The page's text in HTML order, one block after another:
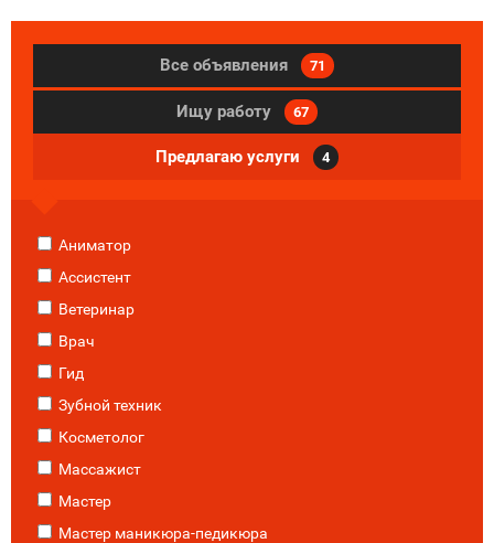
Все объявления 71
Ищу работу 67
Предлагаю услуги 4
Аниматор
Ассистент
Ветеринар
Врач
Гид
Зубной техник
Косметолог
Массажист
Мастер
Мастер маникюра-педикюра